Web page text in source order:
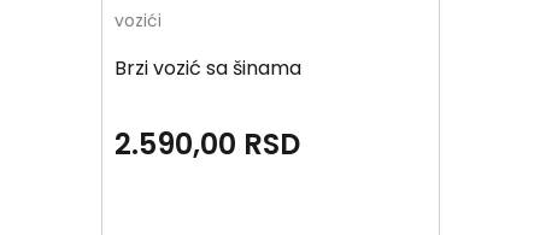
vozići
Brzi vozić sa šinama
2.590,00 RSD